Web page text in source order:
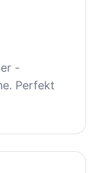
-
Perfekt